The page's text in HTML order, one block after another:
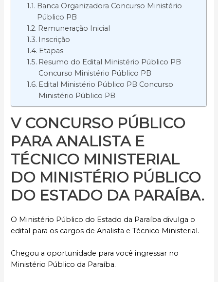
Banca Organizadora Concurso Ministério
Público PB
Remuneração Inicial
Inscrição
Etapas
Resumo do Edital Ministério Público PB
Concurso Ministério Público PB
Edital Ministério Público PB Concurso
Ministério Público PB
V CONCURSO PÚBLICO
PARA ANALISTA E
TÉCNICO MINISTERIAL
DO MINISTÉRIO PÚBLICO
DO ESTADO DA PARAÍBA.
O Ministério Público do Estado da Paraíba divulga o
edital para os cargos de Analista e Técnico Ministerial.
Chegou a oportunidade para você ingressar no
Ministério Público da Paraíba.